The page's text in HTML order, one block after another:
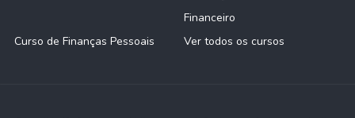
Financeiro
Curso de Finanças Pessoais
Ver todos os cursos